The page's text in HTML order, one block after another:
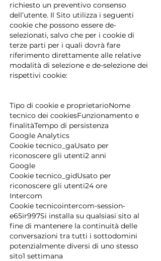
richiesto un preventivo consenso
dell’utente. Il Sito utilizza i seguenti
cookie che possono essere de-
selezionati, salvo che per i cookie di
terze parti per i quali dovrà fare
riferimento direttamente alle relative
modalità di selezione e de-selezione dei
rispettivi cookie:
Tipo di cookie e proprietarioNome
tecnico dei cookiesFunzionamento e
finalitàTempo di persistenza
Google Analytics
Cookie tecnico_gaUsato per
riconoscere gli utenti2 anni
Google
Cookie tecnico_gidUsato per
riconoscere gli utenti24 ore
Intercom
Cookie tecnicointercom-session-
e65ir997Si installa su qualsiasi sito al
fine di mantenere la continuità delle
conversazioni tra tutti i sottodomini
potenzialmente diversi di uno stesso
sito1 settimana